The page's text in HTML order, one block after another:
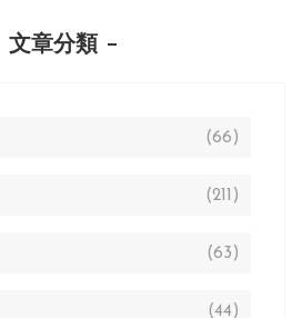
文章分類
(66)
(211)
(63)
(44)